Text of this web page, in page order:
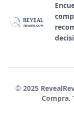
R REVEAL
REVIEW.COM
© 2025
Compra.